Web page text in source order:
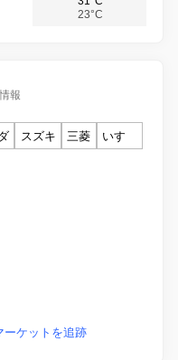
23°C
報
スズキ 三菱
いすゞ
ケットを追跡